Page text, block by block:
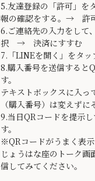
5.友達登録の「許可」を
報の確認をする。→ 許
6.ご連絡先の入力をして
択 → 決済にすすむ
7.「LINEを開く」をタッ
8.購入番号を送信すると
す。
テキストボックスに入っ
（購入番号）は変えず
9.当日QRコードを提示
す。
※QRコードがうまく表示
じょうはな座のトーク画
信してみてください。